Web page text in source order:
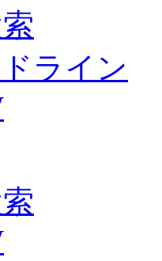
ライン